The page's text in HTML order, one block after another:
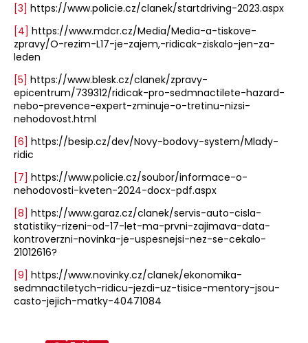
[3] https://www.policie.cz/clanek/startdriving-2023.aspx
[4] https://www.mdcr.cz/Media/Media-a-tiskove-
zpravy/O-rezim-L17-je-zajem,-ridicak-ziskalo-jen-za-
leden
[5] https://www.blesk.cz/clanek/zpravy-
epicentrum/739312/ridicak-pro-sedmnactilete-hazard-
nebo-prevence-expert-zminuje-o-tretinu-nizsi-
nehodovost.html
[6] https://besip.cz/dev/Novy-bodovy-system/Mlady-
ridic
[7] https://www.policie.cz/soubor/informace-o-
nehodovosti-kveten-2024-docx-pdf.aspx
[8] https://www.garaz.cz/clanek/servis-auto-cisla-
statistiky-rizeni-od-17-let-ma-prvni-zajimava-data-
kontroverzni-novinka-je-uspesnejsi-nez-se-cekalo-
21012616?
[9] https://www.novinky.cz/clanek/ekonomika-
sedmnactiletych-ridicu-jezdi-uz-tisice-mentory-jsou-
casto-jejich-matky-40471084